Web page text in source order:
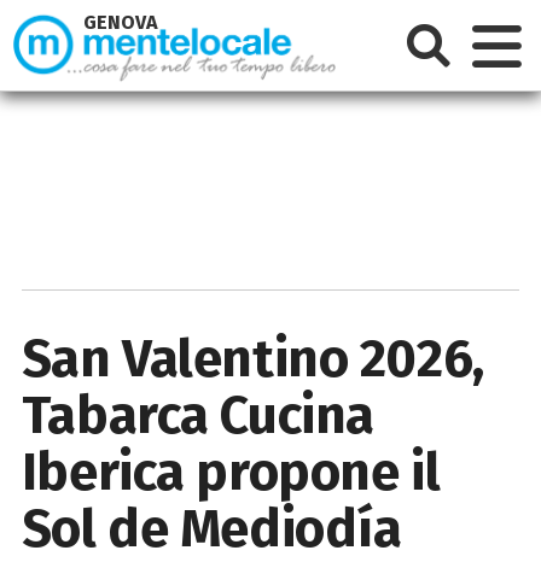
San Valentino 2026,
Tabarca Cucina
Iberica propone il
Sol de Mediodía
GENOVA